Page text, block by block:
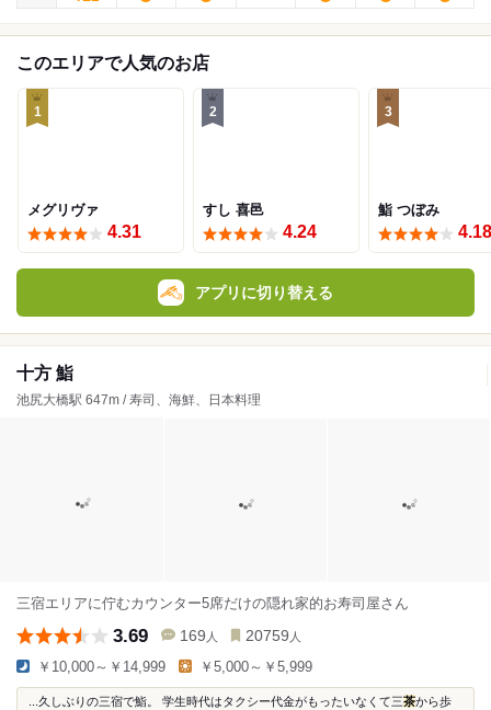
このエリアで人気のお店
1
メグリヴァ
4.31
2
すし 喜邑
4.24
3
鮨 つぼみ
4.18
アプリに切り替える
十方 鮨
池尻大橋駅 647m / 寿司、海鮮、日本料理
三宿エリアに佇むカウンター5席だけの隠れ家的お寿司屋さん
3.69 169 人 20759 人
￥10,000～￥14,999 ￥5,000～￥5,999
...久しぶりの三宿で鮨。 学生時代はタクシー代金がもったいなくて三茶から歩